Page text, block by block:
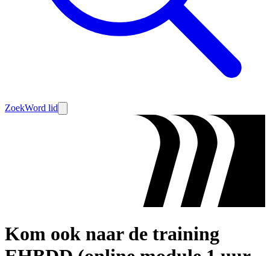
ZoekWord lid
Kom ook naar de training